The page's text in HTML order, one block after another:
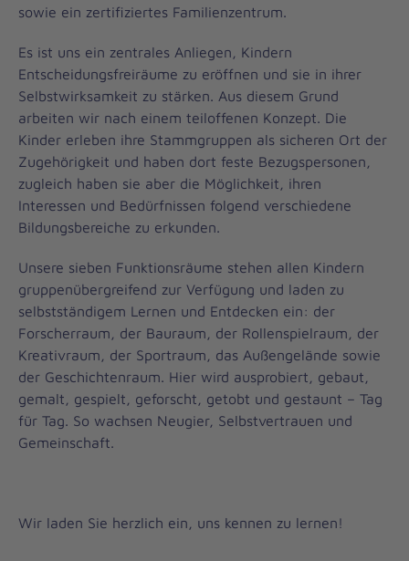
sowie ein zertifiziertes Familienzentrum.
Es ist uns ein zentrales Anliegen, Kindern
Entscheidungsfreiräume zu eröffnen und sie in ihrer
Selbstwirksamkeit zu stärken. Aus diesem Grund
arbeiten wir nach einem teiloffenen Konzept. Die
Kinder erleben ihre Stammgruppen als sicheren Ort der
Zugehörigkeit und haben dort feste Bezugspersonen,
zugleich haben sie aber die Möglichkeit, ihren
Interessen und Bedürfnissen folgend verschiedene
Bildungsbereiche zu erkunden.
Unsere sieben Funktionsräume stehen allen Kindern
gruppenübergreifend zur Verfügung und laden zu
selbstständigem Lernen und Entdecken ein: der
Forscherraum, der Bauraum, der Rollenspielraum, der
Kreativraum, der Sportraum, das Außengelände sowie
der Geschichtenraum. Hier wird ausprobiert, gebaut,
gemalt, gespielt, geforscht, getobt und gestaunt – Tag
für Tag. So wachsen Neugier, Selbstvertrauen und
Gemeinschaft.
Wir laden Sie herzlich ein, uns kennen zu lernen!